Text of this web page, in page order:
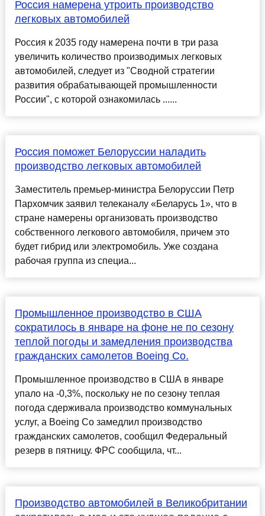
Россия намерена утроить производство
легковых автомобилей
Россия к 2035 году намерена почти в три раза
увеличить количество производимых легковых
автомобилей, следует из "Сводной стратегии
развития обрабатывающей промышленности
России", с которой ознакомилась ......
Россия поможет Белоруссии наладить
производство легковых автомобилей
Заместитель премьер-министра Белоруссии Петр
Пархомчик заявил телеканалу «Беларусь 1», что в
стране намерены организовать производство
собственного легкового автомобиля, причем это
будет гибрид или электромобиль. Уже создана
рабочая группа из специа...
Промышленное производство в США
сократилось в январе на фоне не по сезону
теплой погоды и замедления производства
гражданских самолетов Boeing Co.
Промышленное производство в США в январе
упало на -0,3%, поскольку не по сезону теплая
погода сдерживала производство коммунальных
услуг, а Boeing Co замедлил производство
гражданских самолетов, сообщил Федеральный
резерв в пятницу. ФРС сообщила, чт...
Производство автомобилей в Великобритании